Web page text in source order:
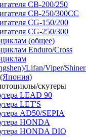
CB-200/250
CB-250/300СС
CG-150/200
CG-250/300
(общее)
Enduro/Cross
Lifan/Viper/
скутеры
LEAD 90
LET'S
AD50/SEPIA
HONDA
HONDA DIO